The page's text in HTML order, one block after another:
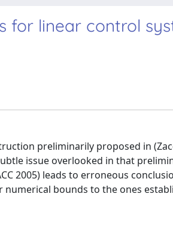
for linear control
preliminarily proposed in
issue overlooked in that
2005) leads to erroneous
bounds to the ones